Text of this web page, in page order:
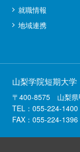
就職情報
地域連携
山梨学院短期大学
〒400-8575 山梨県
TEL：055-224-1400
FAX：055-224-1396